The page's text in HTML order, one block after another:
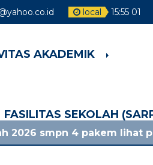
local 15:55 03
AKADEMIK
FASILITAS SEKOLAH
lihat pengumuman